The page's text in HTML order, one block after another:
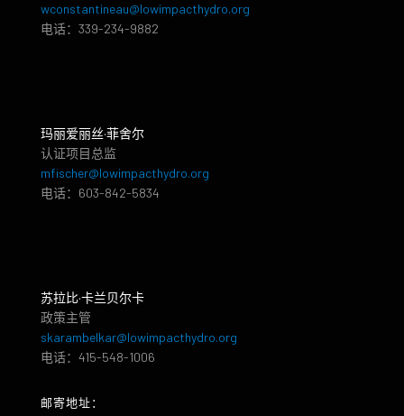
wconstantineau@lowimpacthydro.org
电话：339-234-9882
玛丽爱丽丝·菲舍尔
认证项目总监
mfischer@lowimpacthydro.org
电话：603-842-5834
苏拉比·卡兰贝尔卡
政策主管
skarambelkar@lowimpacthydro.org
电话：415-548-1006
邮寄地址：